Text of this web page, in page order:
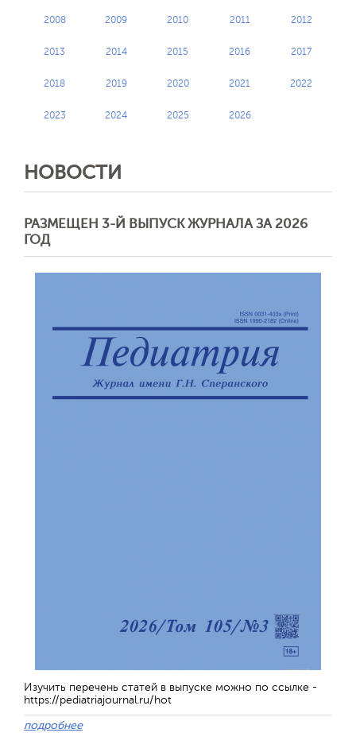
2008 2009 2010 2011 2012
2013 2014 2015 2016 2017
2018 2019 2020 2021 2022
2023 2024 2025 2026
НОВОСТИ
РАЗМЕЩЕН 3-Й ВЫПУСК ЖУРНАЛА ЗА 2026
ГОД
Изучить перечень статей в выпуске можно по ссылке -
https://pediatriajournal.ru/hot
подробнее